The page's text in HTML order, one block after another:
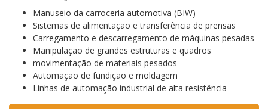
Manuseio da carroceria automotiva (BIW)
Sistemas de alimentação e transferência de prensas
Carregamento e descarregamento de máquinas pesadas
Manipulação de grandes estruturas e quadros
movimentação de materiais pesados
Automação de fundição e moldagem
Linhas de automação industrial de alta resistência